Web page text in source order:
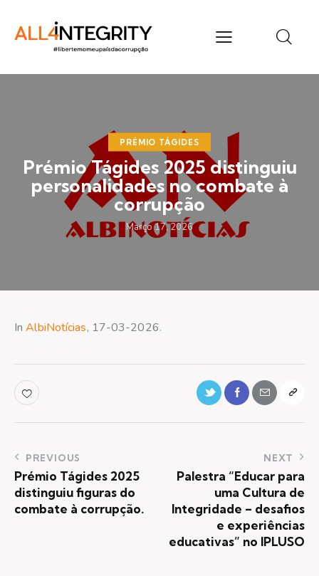
PRÉMIO TÁGIDES
Prémio Tágides 2025 distinguiu
personalidades no combate à
corrupção
Março 17, 2026
InAlbiNotícias, 17-03-2026.
PREVIOUS
Prémio Tágides 2025
distinguiu figuras do
combate à corrupção.
NEXT
Palestra “Educar para
uma Cultura de
Integridade – desafios
e experiências
educativas” no IPLUSO